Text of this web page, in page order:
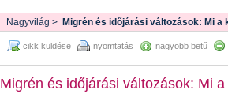
Nagyvilág > Migrén és időjárási változások: Mi a
cikk küldése nyomtatás nagyobb betű
Migrén és időjárási változások: Mi